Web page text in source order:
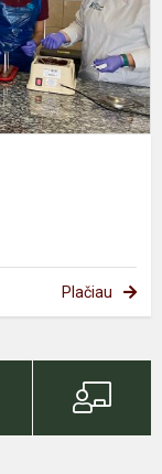
Plačiau